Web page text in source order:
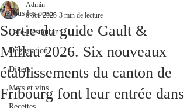
Tous les posts
Café-Restaurant
Dégustation
Divers
Mets et vins
Sortie du guide Gault &
Millau 2026. Six nouveaux
établissements du canton de
Fribourg font leur entrée dans
Admin
6 oct. 2025 3 min de lecture